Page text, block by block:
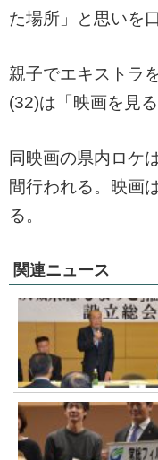
た場所」と思いを
親子でエキストラ
(32)は「映画を見
同映画の県内ロケ
間行われる。映画
る。
関連ニュース